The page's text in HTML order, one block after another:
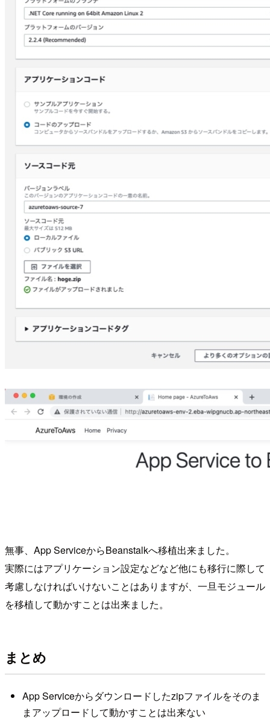
無事、App ServiceからBeanstalkへ移植出来ました。
実際にはアプリケーション設定などなど他にも移行に際して
考慮しなければいけないことはありますが、一旦モジュール
を移植して動かすことは出来ました。
まとめ
App Serviceからダウンロードしたzipファイルをそのま
まアップロードして動かすことは出来ない